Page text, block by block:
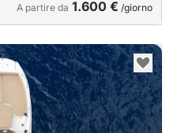
A partire da 1.600 € /giorno